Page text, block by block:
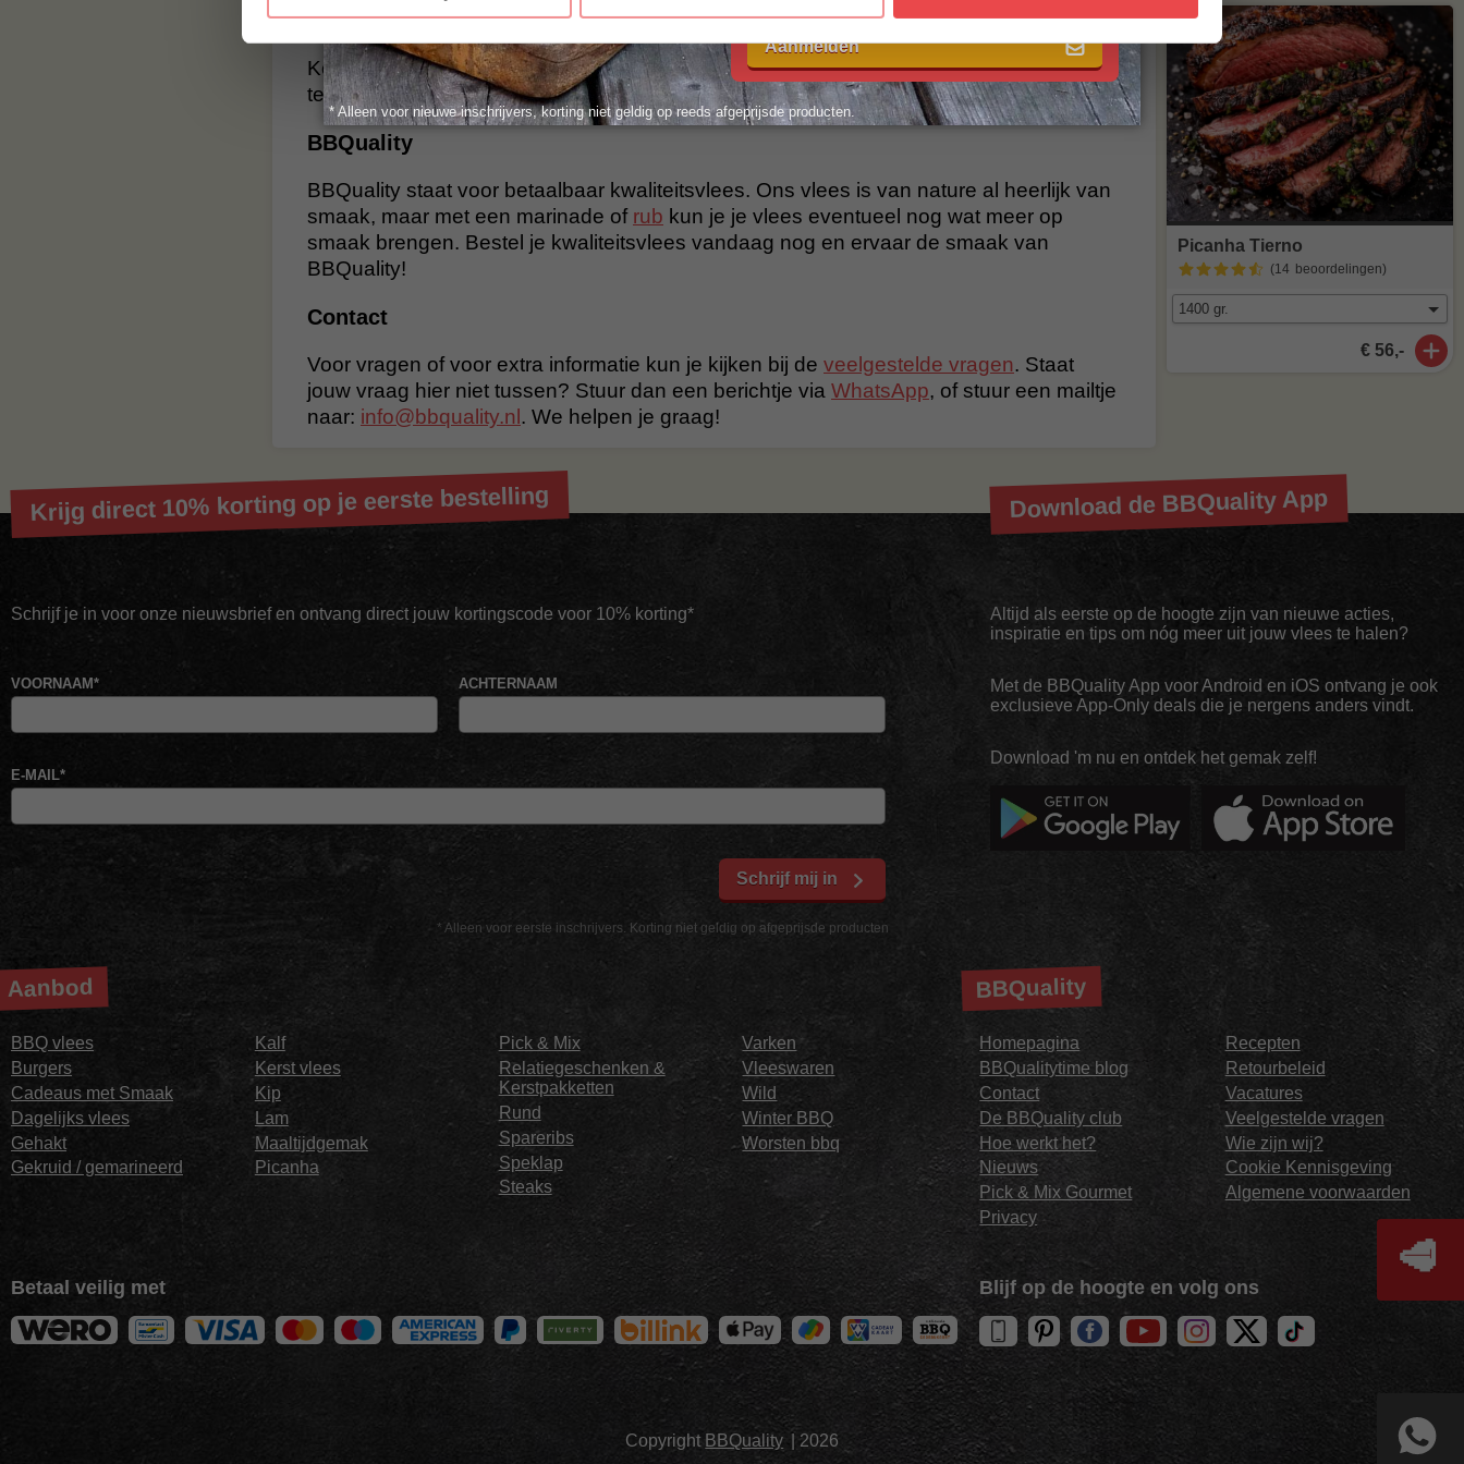
(varkensreuzel) en runderen (ossewit). Reuzel wordt ook vaak gebruikt in de bakkerij
Kortom, ossewit is een specifiek type reuzel dat alleen van runderen afkomstig is,
terwijl reuzel een algemenere term is voor gesmolten vet van verschillende dieren.
BBQuality
BBQuality staat voor betaalbaar kwaliteitsvlees. Ons vlees is van nature al heerlijk van
smaak, maar met een marinade of rub kun je je vlees eventueel nog wat meer op
smaak brengen. Bestel je kwaliteitsvlees vandaag nog en ervaar de smaak van
BBQuality!
Contact
Voor vragen of voor extra informatie kun je kijken bij de veelgestelde vragen. Staat
jouw vraag hier niet tussen? Stuur dan een berichtje via WhatsApp, of stuur een mailtje
naar: info@bbquality.nl . We helpen je graag!
Picanha Tierno
(14 beoordelingen)
€ 56,-
Aanmelden
* Alleen voor nieuwe inschrijvers, korting niet geldig op reeds afgeprijsde producten.
Krijg direct 10% korting op je eerste bestelling
Schrijf je in voor onze nieuwsbrief en ontvang direct jouw kortingscode voor 10% korting*
* Alleen voor eerste inschrijvers. Korting niet geldig op afgeprijsde producten
VOORNAAM* ACHTERNAAM
E-MAIL*
Schrijf mij in
Download de BBQuality App
Altijd als eerste op de hoogte zijn van nieuwe acties,
inspiratie en tips om nóg meer uit jouw vlees te halen?
Met de BBQuality App voor Android en iOS ontvang je ook
exclusieve App-Only deals die je nergens anders vindt.
Download 'm nu en ontdek het gemak zelf!
Aanbod
BBQ vlees
Burgers
Cadeaus met Smaak
Dagelijks vlees
Gehakt
Gekruid / gemarineerd
Kalf
Kerst vlees
Kip
Lam
Maaltijdgemak
Picanha
Pick & Mix
Relatiegeschenken &
Kerstpakketten
Rund
Spareribs
Speklap
Steaks
Varken
Vleeswaren
Wild
Winter BBQ
Worsten bbq
BBQuality
Homepagina
BBQualitytime blog
Contact
De BBQuality club
Hoe werkt het?
Nieuws
Pick & Mix Gourmet
Privacy
Recepten
Retourbeleid
Vacatures
Veelgestelde vragen
Wie zijn wij?
Cookie Kennisgeving
Algemene voorwaarden
Betaal veilig met Blijf op de hoogte en volg ons
Copyright BBQuality | 2026
🥩